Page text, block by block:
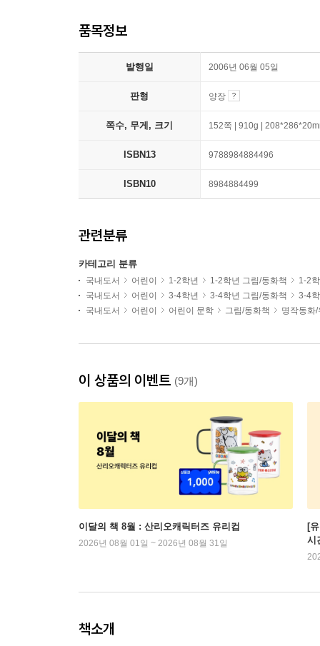
품목정보
발행일 2006년 06월 05일
판형 양장
쪽수, 무게, 크기 152쪽 | 910g |
ISBN13 9788984884496
ISBN10 8984884499
관련분류
카테고리 분류
국내도서 어린이 1-2학년 1-2학년 그림/동화책
1-2
국내도서
어린이 3-4학년 3-4학년 그림/동화책
3-4
국내도서
어린이 어린이 문학 그림/동화책 명작동화/
이 상품의 이벤트 (9개)
이달의 책 8월 : 산리오캐릭터즈 유리컵
2026년 08월 01일 ~ 2026년 08월 31일
[
시
책소개